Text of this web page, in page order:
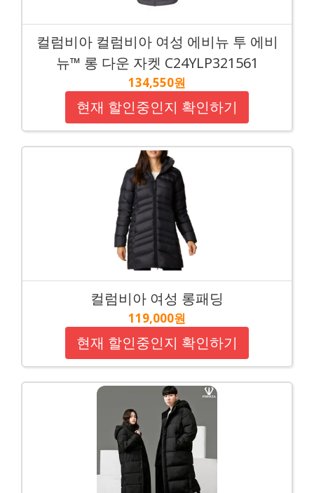
컬럼비아 컬럼비아 여성 에비뉴 투 에비
뉴™ 롱 다운 자켓 C24YLP321561
134,550원
현재 할인중인지 확인하기
컬럼비아 여성 롱패딩
119,000원
현재 할인중인지 확인하기